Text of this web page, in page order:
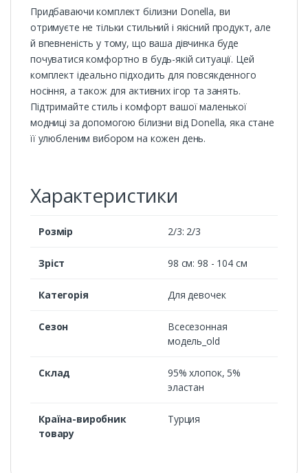
Придбаваючи комплект білизни Donella, ви
отримуєте не тільки стильний і якісний продукт, але
й впевненість у тому, що ваша дівчинка буде
почуватися комфортно в будь-якій ситуації. Цей
комплект ідеально підходить для повсякденного
носіння, а також для активних ігор та занять.
Підтримайте стиль і комфорт вашої маленької
модниці за допомогою білизни від Donella, яка стане
її улюбленим вибором на кожен день.
Характеристики
Розмір 2/3: 2/3
Зріст 98 см: 98 - 104 см
Категорія Для девочек
Сезон
Всесезонная
модель_old
Cклад
95% хлопок, 5%
эластан
Країна-виробник
товару
Турция